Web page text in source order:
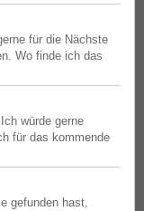
für die Nächste
Wo finde ich das
würde gerne
für das kommende
gefunden hast,